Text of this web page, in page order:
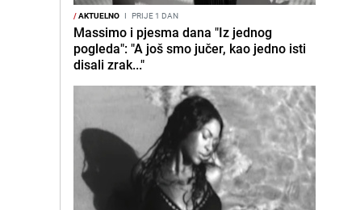
/AKTUELNO I PRIJE 1 DAN
Massimo i pjesma dana "Iz jednog
pogleda": "A još smo jučer, kao jedno isti
disali zrak..."